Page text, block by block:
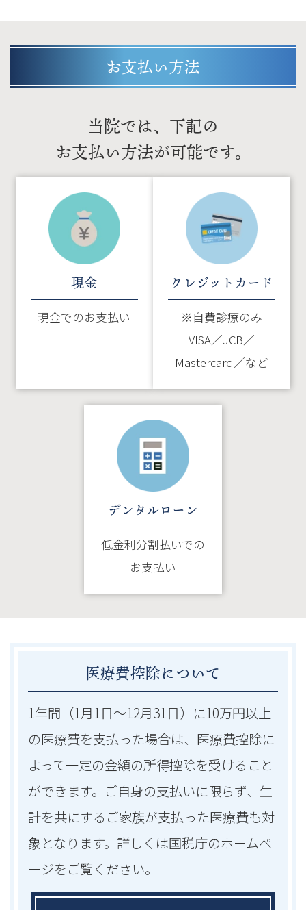
お支払い方法
当院では、下記の
お支払い方法が可能です。
現金
現金でのお支払い
クレジットカード
※自費診療のみ
VISA／JCB／
Mastercard／など
デンタルローン
低金利分割払いでの
お支払い
医療費控除について
1年間（1月1日～12月31日）に10万円以上
の医療費を支払った場合は、医療費控除に
よって一定の金額の所得控除を受けること
ができます。ご自身の支払いに限らず、生
計を共にするご家族が支払った医療費も対
象となります。詳しくは国税庁のホームペ
ージをご覧ください。